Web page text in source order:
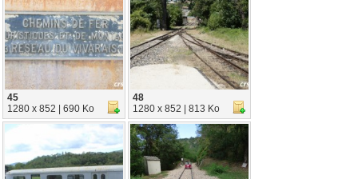
45
1280 x 852 | 690 Ko
48
1280 x 852 | 813 Ko